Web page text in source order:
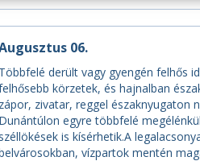
06.
Többfelé derült vagy gyengén felhős
körzetek, és hajnalban
zápor, zivatar, reggel északnyugaton
Dunántúlon egyre többfelé
széllökések is kísérhetik.A
vízpartok mentén